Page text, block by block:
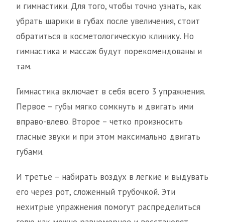
и гимнастики. Для того, чтобы точно узнать, как
убрать шарики в губах после увеличения, стоит
обратиться в косметологическую клинику. Но
гимнастика и массаж будут порекомендованы и
там.
Гимнастика включает в себя всего 3 упражнения.
Первое – губы мягко сомкнуть и двигать ими
вправо-влево. Второе – четко произносить
гласные звуки и при этом максимально двигать
губами.
И третье – набирать воздух в легкие и выдувать
его через рот, сложенный трубочкой. Эти
нехитрые упражнения помогут распределиться